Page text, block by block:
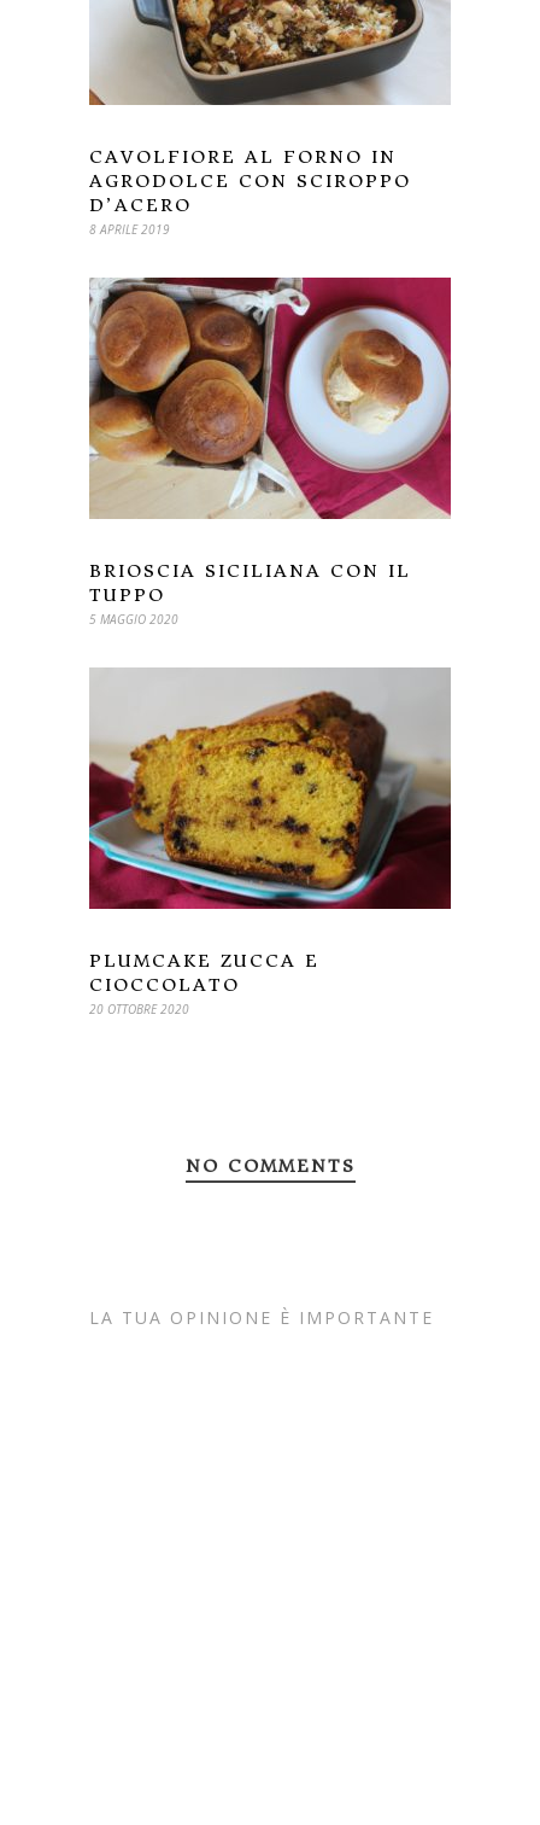
CAVOLFIORE AL FORNO IN
AGRODOLCE CON SCIROPPO
D’ACERO
8 APRILE 2019
BRIOSCIA SICILIANA CON IL
TUPPO
5 MAGGIO 2020
PLUMCAKE ZUCCA E
CIOCCOLATO
20 OTTOBRE 2020
NO COMMENTS
LA TUA OPINIONE È IMPORTANTE